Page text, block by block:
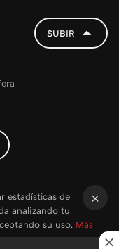
SUBIR
estadísticas de
analizando tu
su uso. Más